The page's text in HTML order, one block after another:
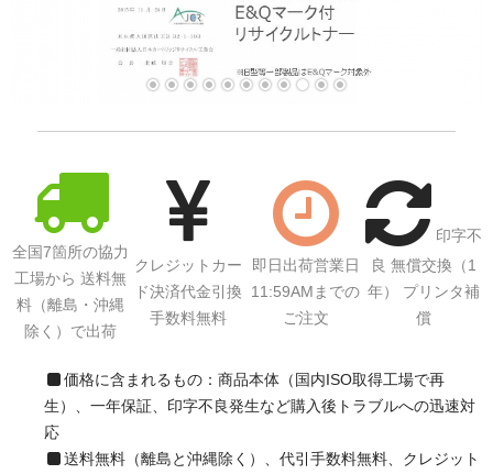
全国7箇所の協力
工場から 送料無
料（離島・沖縄
除く）で出荷
クレジットカー
ド決済代金引換
手数料無料
即日出荷営業日
11:59AMまでの
ご注文
印字不
良 無償交換（1
年） プリンタ補
償
価格に含まれるもの：商品本体（国内ISO取得工場で再
生）、一年保証、印字不良発生など購入後トラブルへの迅速対
応
送料無料（離島と沖縄除く）、代引手数料無料、クレジット